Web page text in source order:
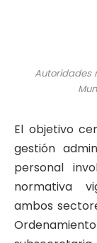
Autoridades
El objetivo
gestión
personal
normativa
ambos